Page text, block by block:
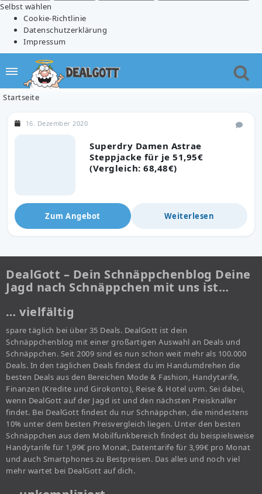
Selbst wählen
Cookie-Richtlinie
Datenschutzerklärung
Impressum
Startseite
Superdry Damen Astrae
Steppjacke für je 51,95€
(Vergleich: 68,48€)
16. Dezember 2020
Zum Angebot Weiterlesen
DealGott – Dein Schnäppchenblog Deine
Jagd nach Schnäppchen mit uns ist…
… vielfältig
spare täglich bei über 35 Deals. DealGott ist dein
Schnäppchenblog mit einer großartigen Auswahl an Deals und
Schnäppchen. Seit 2009 sind es nun schon weit mehr als 100.000
Deals. In den täglichen Deals findest du im Handumdrehen die
besten Deals aus den Bereichen Mode & Fashion, Handytarife,
Finanzen (Kredite und Girokonto), Reise & Hotel uvm. Sei dabei,
wenn DealGott auf der Jagd ist und den nächsten Preisknaller
findet. Bei DealGott findest du nur Schnäppchen, die mindestens
10% unter dem besten Preisvergleich liegen. Unter den besten
Schnäppchen aus dem Mobilfunkbereich findest du beispielsweise
Handytarife für 1,99€ pro Monat, Datentarife für 3,99€ pro Monat
und auch Smartphones zu Bestpreisen. Das alles und noch viel
mehr wartet bei DealGott auf dich.